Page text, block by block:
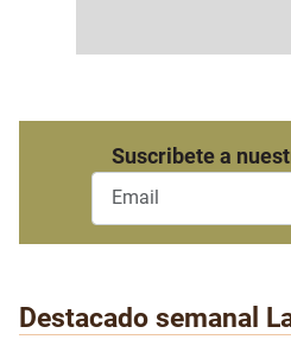
Suscribete a
Destacado semanal